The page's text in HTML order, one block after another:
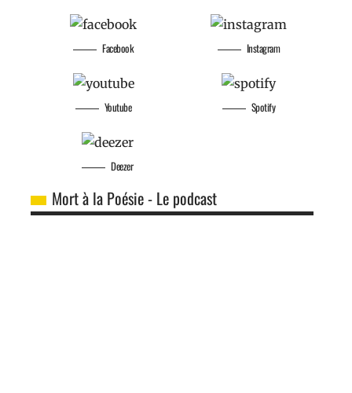
Facebook
Youtube
Instagram
Spotify
Deezer
Mort à la Poésie - Le podcast